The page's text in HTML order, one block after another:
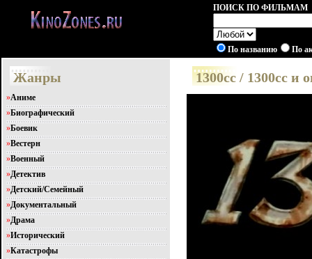
ПОИСК ПО ФИЛЬМАМ
По названию По
Жанры
»Аниме
»Биографический
»Боевик
»Вестерн
»Военный
»Детектив
»Детский/Семейный
»Документальный
»Драма
»Исторический
»Катастрофы
1300сс / 1300сс и